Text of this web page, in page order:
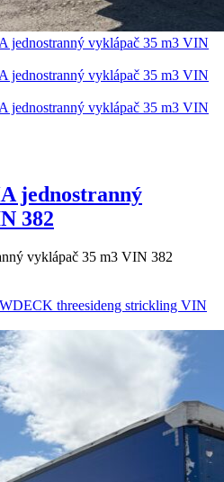
jednostranný
382
vyklápač 35 m3 VIN 382